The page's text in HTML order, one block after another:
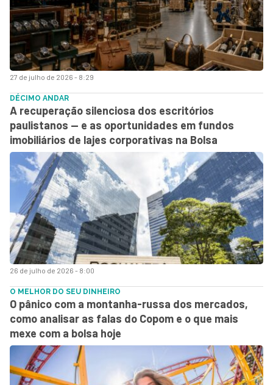
27 de julho de 2026 - 8:29
26 de julho de 2026 - 8:00
DÉCIMO ANDAR
A recuperação silenciosa dos escritórios
paulistanos — e as oportunidades em fundos
imobiliários de lajes corporativas na Bolsa
O MELHOR DO SEU DINHEIRO
O pânico com a montanha-russa dos mercados,
como analisar as falas do Copom e o que mais
mexe com a bolsa hoje